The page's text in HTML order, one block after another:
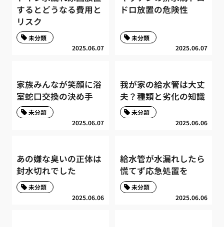
するとどうなる費用と
リスク
2025.06.07
未分類
ドロ放置の危険性
2025.06.07
未分類
家族みんなが笑顔に浴
室蛇口交換の決め手
2025.06.07
未分類
我が家の給水管は大丈
夫？種類と劣化の知識
2025.06.06
未分類
あの嫌な臭いの正体は
封水切れでした
2025.06.06
未分類
給水管が水漏れしたら
慌てず応急処置を
2025.06.06
未分類